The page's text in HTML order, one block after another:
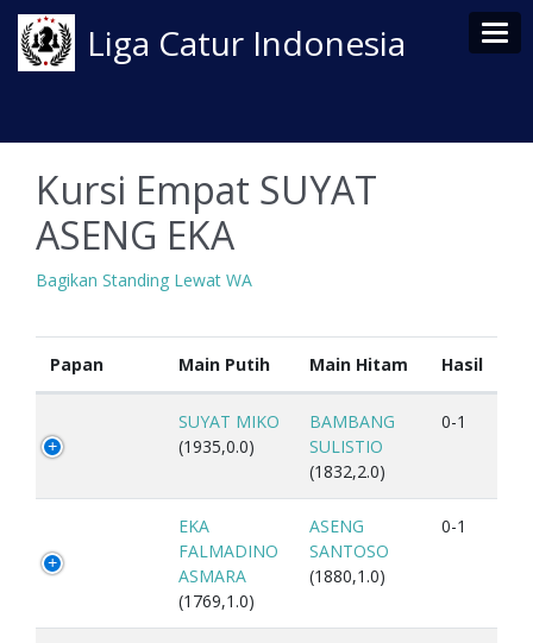
Liga Catur Indonesia
Kursi Empat SUYAT
ASENG EKA
Bagikan Standing Lewat WA
Papan Main Putih Main Hitam Hasil
SUYAT MIKO
(1935,0.0)
BAMBANG
SULISTIO
(1832,2.0)
0-1
EKA
FALMADINO
ASMARA
(1769,1.0)
ASENG
SANTOSO
(1880,1.0)
0-1